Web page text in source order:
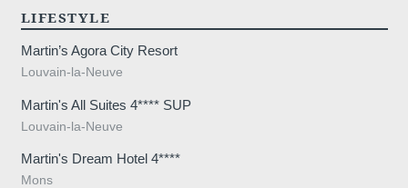
LIFESTYLE
Martin’s Agora City Resort
Louvain-la-Neuve
Martin's All Suites 4**** SUP
Louvain-la-Neuve
Martin's Dream Hotel 4****
Mons
Chambres
Bien-être